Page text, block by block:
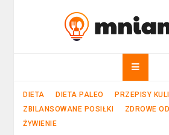
mniami.pl
DIETA DIETA PALEO
PRZEPISY
ZBILANSOWANE POSIŁKI
ZDROWE
ŻYWIENIE